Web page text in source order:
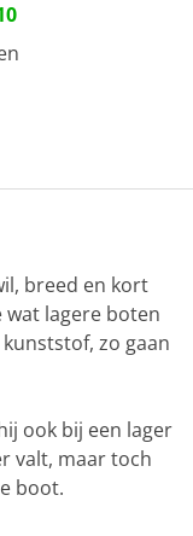
breed en kort
lagere boten
zo gaan
ook bij een lager
valt, maar toch
boot.